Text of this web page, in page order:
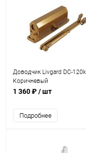
Доводчик Livgard DC-
Коричневый
1 360 ₽/ шт
Подробнее